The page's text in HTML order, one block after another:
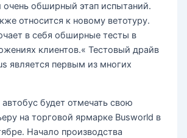
обширный этап испытаний.
относится к новому ветотуру.
в себя обширные тесты в
клиентов.« Тестовый драйв
является первым из многих
будет отмечать свою
на торговой ярмарке Busworld в
Начало производства